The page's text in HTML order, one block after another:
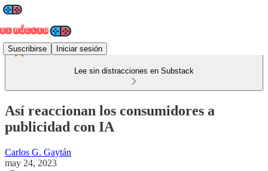
Suscribirse Iniciar sesión
Lee sin distracciones en Substack
Así reaccionan los consumidores a
publicidad con IA
Carlos G. Gaytán
may 24, 2023